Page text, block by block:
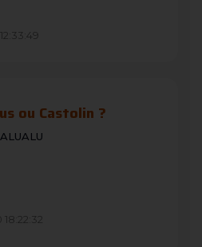
ou Castolin ?
ALUALU
18:22:32